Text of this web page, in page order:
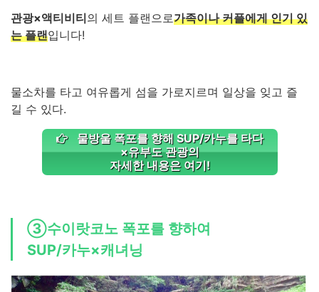
관광×액티비티의 세트 플랜으로가족이나 커플에게 인기 있
는 플랜입니다!
물소차를 타고 여유롭게 섬을 가로지르며 일상을 잊고 즐
길 수 있다.
물방울 폭포를 향해 SUP/카누를 타다
×유부도 관광의
자세한 내용은 여기!
③수이랏코노 폭포를 향하여
SUP/카누×캐녀닝